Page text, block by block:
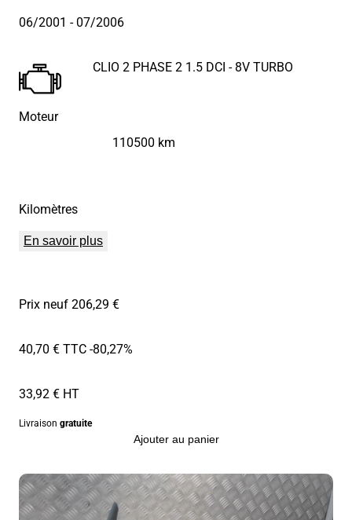
06/2001 - 07/2006
Moteur
CLIO 2 PHASE 2 1.5 DCI - 8V TURBO
Kilomètres
110500 km
En savoir plus
Prix neuf 206,29 €
40,70 € TTC-80,27%
33,92 € HT
Livraison gratuite
Ajouter au panier